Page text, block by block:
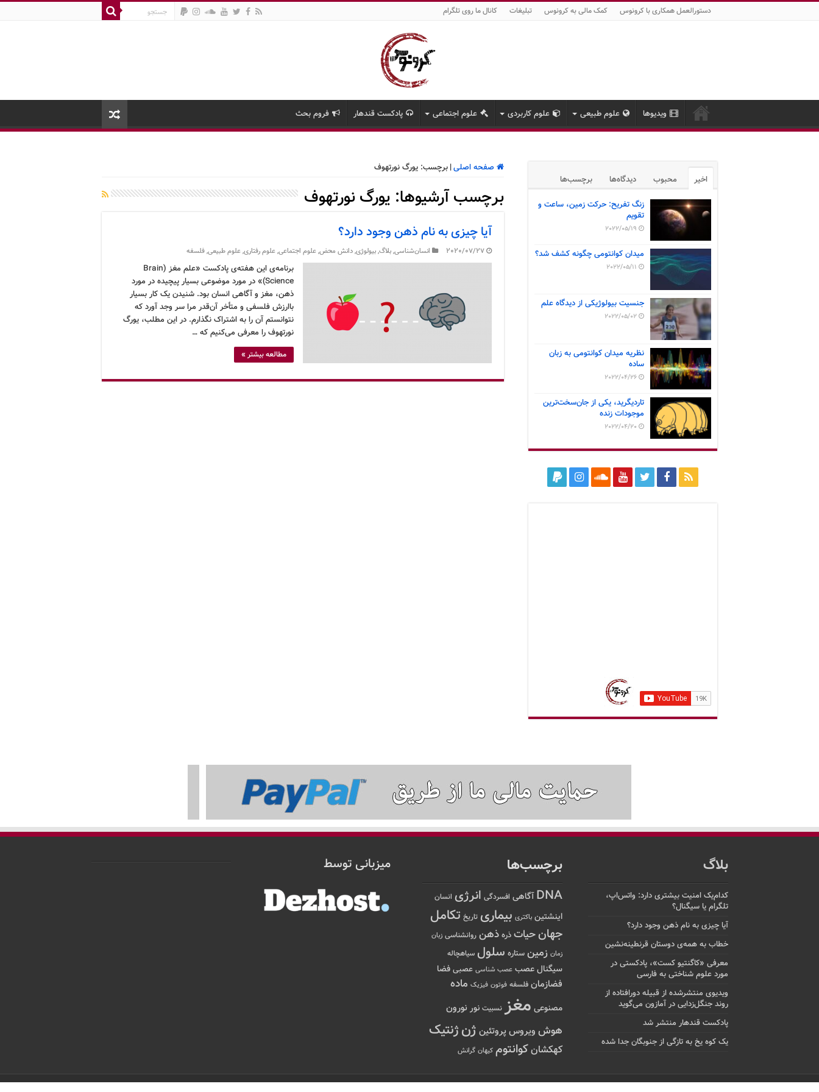
دستورالعمل همکاری با کرونوس کمک مالی به کرونوس تبلیغات کانال ما روی تلگرام
ویدیوها علوم طبیعی علوم کاربردی علوم اجتماعی پادکست قندهار فروم بحث
صفحه اصلی| برچسب: یورگ نورتهوف
برچسب آرشیوها: یورگ نورتهوف
آیا چیزی به نام ذهن وجود دارد؟
2020/07/27 انسان‌شناسی,بلاگ,بیولوژی,دانش محض,علوم اجتماعی,علوم رفتاری,علوم طبیعی,فلسفه
برنامه‌ی این هفته‌ی پادکست «علم مغز (Brain
Science)» در مورد موضوعی بسیار پیچیده در مورد
ذهن، مغز و آگاهی انسان بود. شنیدن یک کار بسیار
باارزش فلسفی و متأخر آن‌قدر مرا سر وجد آورد که
نتوانستم آن را به اشتراک نگذارم. در این مطلب، یورگ
نورتهوف را معرفی می‌کنیم که …
مطالعه بیشتر »
اخیر محبوب دیدگاه‌ها برچسب‌ها
زنگ تفریح: حرکت زمین، ساعت و
تقویم
2022/05/19
میدان کوانتومی چگونه کشف شد؟
2022/05/11
جنسیت بیولوژیکی از دیدگاه علم
2022/05/02
نظریه میدان کوانتومی به زبان
ساده
2022/04/26
تاردیگرید، یکی از جان‌سخت‌ترین
موجودات زنده
2022/04/20
بلاگ
کدام‌یک امنیت بیشتری دارد: واتس‌اپ،
تلگرام یا سیگنال؟
آیا چیزی به نام ذهن وجود دارد؟
خطاب به همه‌ی دوستان قرنطینه‌نشین
معرفی «کاگنتیو کست»، پادکستی در
مورد علوم شناختی به فارسی
ویدیوی منتشرشده از قبیله دورافتاده‌ از
روند جنگل‌زدایی در آمازون می‌گوید
پادکست قندهار منتشر شد
یک کوه یخ به تازگی از جنوبگان جدا شده
برچسب‌ها
DNA آگاهی افسردگی انرژی انسان
اینشتین باکتری بیماری تاریخ تکامل
جهانحیات ذره ذهن روانشناسی زبان
زمان زمین ستاره سلول سیاهچاله
سیگنالعصب عصب شناسی عصبی فضا
فضازمان فلسفه فوتون فیزیک ماده
مصنوعی مغز نسبیت نور نورون
هوش ویروس پروتئین ژنژنتیک
کهکشانکوانتوم کیهان گرانش
میزبانی توسط